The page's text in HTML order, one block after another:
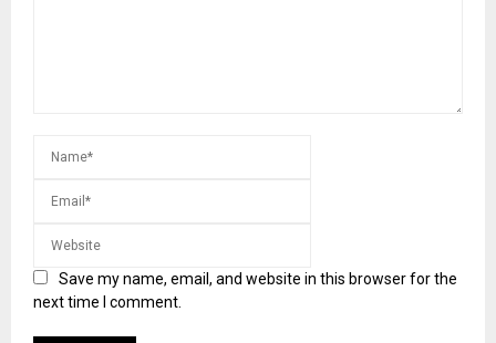
Save my name, email, and website in this browser for the
next time I comment.